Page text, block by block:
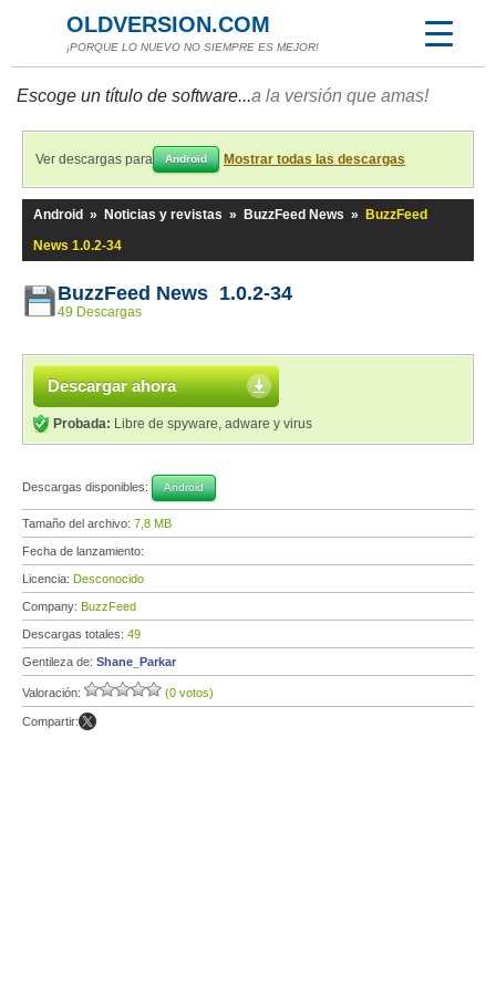
OLDVERSION.COM
¡PORQUE LO NUEVO NO SIEMPRE ES MEJOR!
Escoge un título de software...a la versión que amas!
Ver descargas para Android Mostrar todas las descargas
Android » Noticias y revistas » BuzzFeed News »
BuzzFeed
News 1.0.2-34
BuzzFeed News 1.0.2-34
49 Descargas
Descargar ahora
Probada: Libre de spyware, adware y virus
Descargas disponibles: Android
Tamaño del archivo: 7,8 MB
Fecha de lanzamiento:
Licencia: Desconocido
Company: BuzzFeed
Descargas totales: 49
Gentileza de: Shane_Parkar
Valoración: (0 votos)
Compartir: